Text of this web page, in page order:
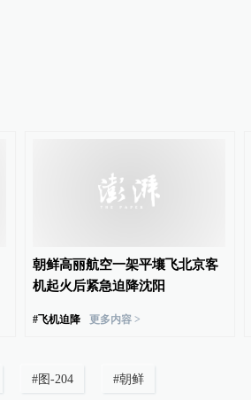
朝鲜高丽航空一架平壤飞北京客
机起火后紧急迫降沈阳
#飞机迫降 更多内容 >
#图-204 #朝鲜